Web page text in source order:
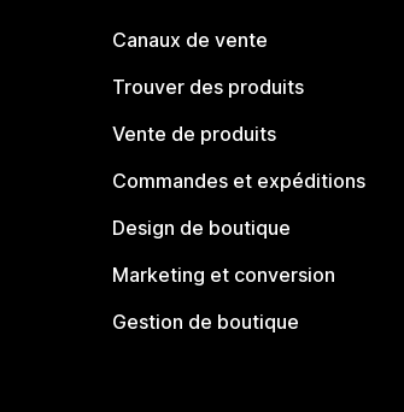
Canaux de vente
Trouver des produits
Vente de produits
Commandes et expéditions
Design de boutique
Marketing et conversion
Gestion de boutique